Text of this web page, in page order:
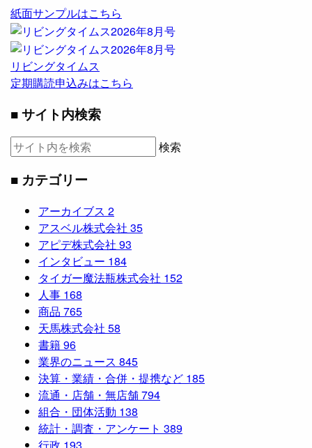
紙面サンプルはこちら
リビングタイムス
定期購読申込みはこちら
■ サイト内検索
検索
■ カテゴリー
アーカイブス 2
アスベル株式会社 35
アピデ株式会社 93
インタビュー 184
タイガー魔法瓶株式会社 152
人事 168
商品 765
天馬株式会社 58
書籍96
業界のニュース 845
決算・業績・合併・提携など 185
流通・店舗・無店舗794
組合・団体活動 138
統計・調査・アンケート 389
行政 193